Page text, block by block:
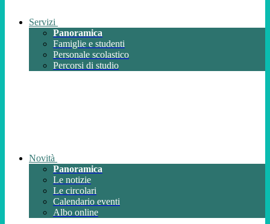
Servizi
Panoramica
Famiglie e studenti
Personale scolastico
Percorsi di studio
Novità
Panoramica
Le notizie
Le circolari
Calendario eventi
Albo online